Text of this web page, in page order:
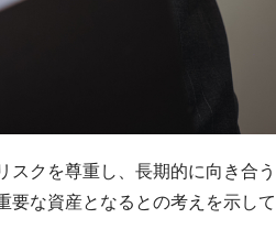
クを尊重し、長期的に向き合う
要な資産となるとの考えを示して